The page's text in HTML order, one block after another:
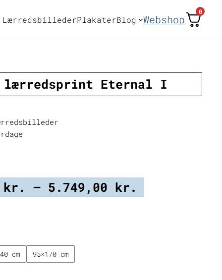
LærredsbillederPlakaterBlog Webshop
0
lærredsprint Eternal I
kr. – 5.749,00 kr.
2.249,00
cm 95×170 cm